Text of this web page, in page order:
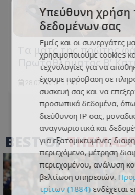
Τα ματς της πρώτης
Πρωταθλήματος Β’
28.07.2026 - 11:41
BEST OF
Υπεύθυνη χρήση
δεδομένων σας
Εμείς και οι συνεργάτες
χρησιμοποιούμε cookies
τεχνολογίες για να
έχουμε πρόσβαση σε
συσκευή σας και να
προσωπικά δεδομένα,
διεύθυνση IP σας,
αναγνωριστικά και
για εξατομικευμένες
περιεχόμενο, μέτρηση
περιεχομένου, ανάλυση
βελτίωση υπηρεσιών.
τρίτων (1884) ενδέχεται